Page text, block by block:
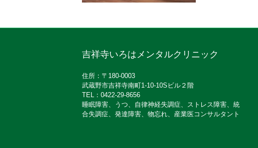
吉祥寺いろはメンタルクリニック
住所：〒180-0003
武蔵野市吉祥寺南町1-10-10Sビル２階
TEL：0422-29-8656
睡眠障害、うつ、自律神経失調症、ストレス障害、統
合失調症、発達障害、物忘れ、産業医コンサルタント